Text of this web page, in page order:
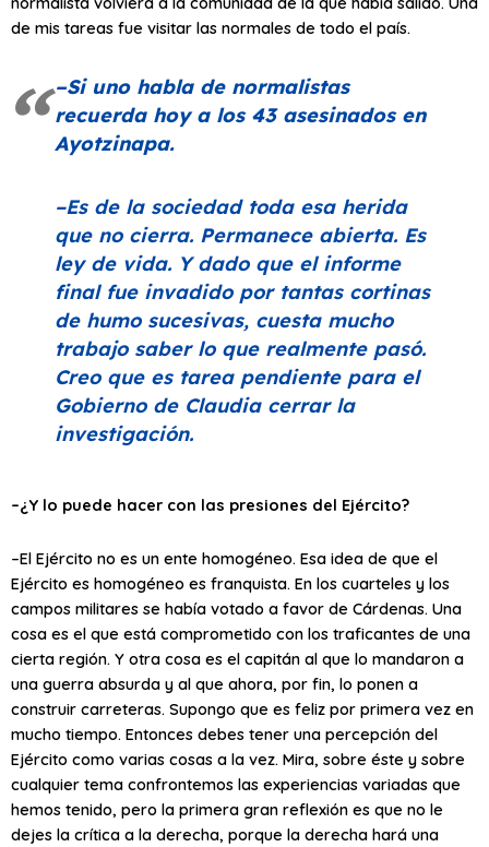
de mis tareas fue visitar las normales de todo el país.
–Si uno habla de normalistas
recuerda hoy a los 43 asesinados en
Ayotzinapa.
–Es de la sociedad toda esa herida
que no cierra. Permanece abierta. Es
ley de vida. Y dado que el informe
final fue invadido por tantas cortinas
de humo sucesivas, cuesta mucho
trabajo saber lo que realmente pasó.
Creo que es tarea pendiente para el
Gobierno de Claudia cerrar la
investigación.
–¿Y lo puede hacer con las presiones del Ejército?
–El Ejército no es un ente homogéneo. Esa idea de que el
Ejército es homogéneo es franquista. En los cuarteles y los
campos militares se había votado a favor de Cárdenas. Una
cosa es el que está comprometido con los traficantes de una
cierta región. Y otra cosa es el capitán al que lo mandaron a
una guerra absurda y al que ahora, por fin, lo ponen a
construir carreteras. Supongo que es feliz por primera vez en
mucho tiempo. Entonces debes tener una percepción del
Ejército como varias cosas a la vez. Mira, sobre éste y sobre
cualquier tema confrontemos las experiencias variadas que
hemos tenido, pero la primera gran reflexión es que no le
dejes la crítica a la derecha, porque la derecha hará una